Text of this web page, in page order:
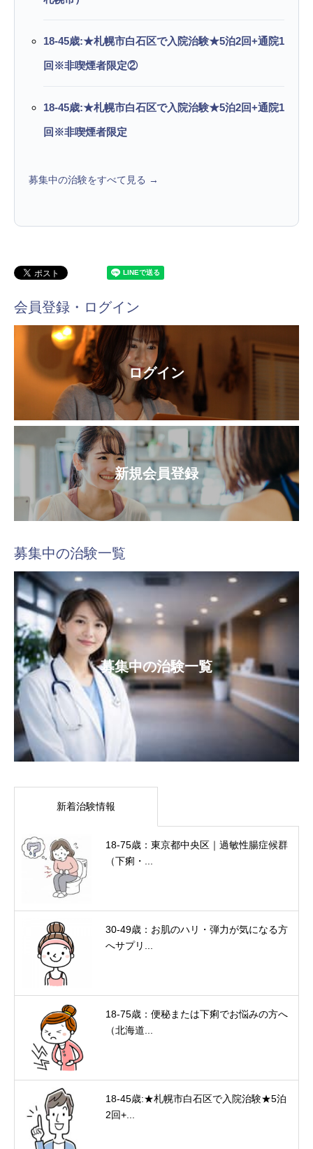
18-45歳:★札幌市白石区で入院治験★5泊2回+通院1
回※非喫煙者限定②
18-45歳:★札幌市白石区で入院治験★5泊2回+通院1
回※非喫煙者限定
募集中の治験をすべて見る →
会員登録・ログイン
ログイン
新規会員登録
募集中の治験一覧
募集中の治験一覧
新着治験情報
18-75歳：東京都中央区｜過敏性腸症候群
（下痢・...
30-49歳：お肌のハリ・弾力が気になる方
へサプリ...
18-75歳：便秘または下痢でお悩みの方へ
（北海道...
18-45歳:★札幌市白石区で入院治験★5泊
2回+...